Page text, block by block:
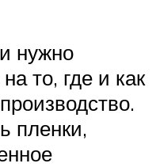
нужно
то, где и как
пленки,